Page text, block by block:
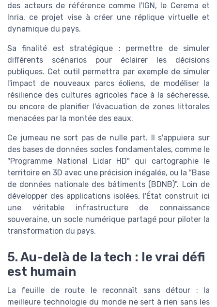
des acteurs de référence comme l'IGN, le Cerema et
Inria, ce projet vise à créer une réplique virtuelle et
dynamique du pays.
Sa finalité est stratégique : permettre de simuler
différents scénarios pour éclairer les décisions
publiques. Cet outil permettra par exemple de simuler
l'impact de nouveaux parcs éoliens, de modéliser la
résilience des cultures agricoles face à la sécheresse,
ou encore de planifier l'évacuation de zones littorales
menacées par la montée des eaux.
Ce jumeau ne sort pas de nulle part. Il s'appuiera sur
des bases de données socles fondamentales, comme le
"Programme National Lidar HD" qui cartographie le
territoire en 3D avec une précision inégalée, ou la "Base
de données nationale des bâtiments (BDNB)". Loin de
développer des applications isolées, l'État construit ici
une véritable infrastructure de connaissance
souveraine, un socle numérique partagé pour piloter la
transformation du pays.
5. Au-delà de la tech : le vrai défi
est humain
La feuille de route le reconnaît sans détour : la
meilleure technologie du monde ne sert à rien sans les